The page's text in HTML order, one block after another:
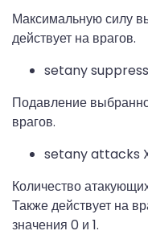
Максимальную силу
действует на врагов.
setany
Подавление
врагов.
setany attacks
Количество
Также действует на
значения 0 и 1.